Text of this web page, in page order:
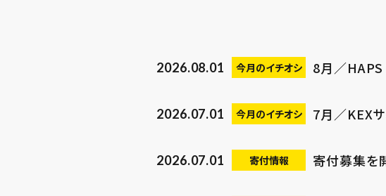
2026.08.01 今月のイチオシ 8月／
2026.07.01 今月のイチオシ 7月／KEX
2026.07.01 寄付情報 寄付募集を